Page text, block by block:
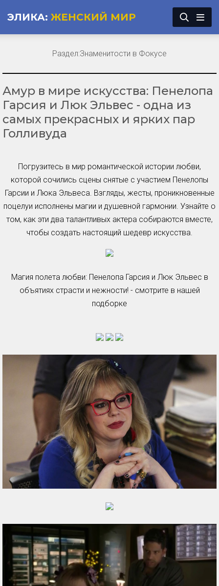
ЭЛИКА: ЖЕНСКИЙ МИР
Амур в мире искусства: Пенелопа
Гарсия и Люк Эльвес - одна из
самых прекрасных и ярких пар
Голливуда
Погрузитесь в мир романтической истории любви,
которой сочились сцены снятые с участием Пенелопы
Гарсии и Люка Эльвеса. Взгляды, жесты, проникновенные
поцелуи исполнены магии и душевной гармонии. Узнайте о
том, как эти два талантливых актера собираются вместе,
чтобы создать настоящий шедевр искусства.
Магия полета любви: Пенелопа Гарсия и Люк Эльвес в
объятиях страсти и нежности! - смотрите в нашей
подборке
Раздел:Знаменитости в Фокусе